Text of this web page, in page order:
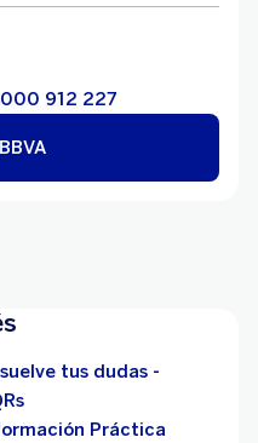
912 227
tus dudas -
Práctica